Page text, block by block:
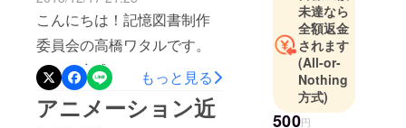
からお伝えしている通り、
本作はフリーゲームです！
ぜひプレイして頂き、もし
楽しいなと感じてもらえた
ら、周りのみんなにもぜひ
ワーワー！(∩´∀｀)∩ 9月中
旬くらいからテストプレイ
を実施しておりまして、い
ざ色んな人にテストプレイ
してもらうとコレが出ない
ム制作に関して
こんにちは！記憶図書制作
委員会の高橋ワタルです。
ついに完成しました！オー
プニングアニメーションを
公開いたします！ ▼ニコニ
もっと見る
アニメーション近
る。何作品
かの同人
ゲームの音
楽を担当し
た後、自身
の同人サー
未達なら
全額返金
されます
(All-or-
Nothing
方式)
500円